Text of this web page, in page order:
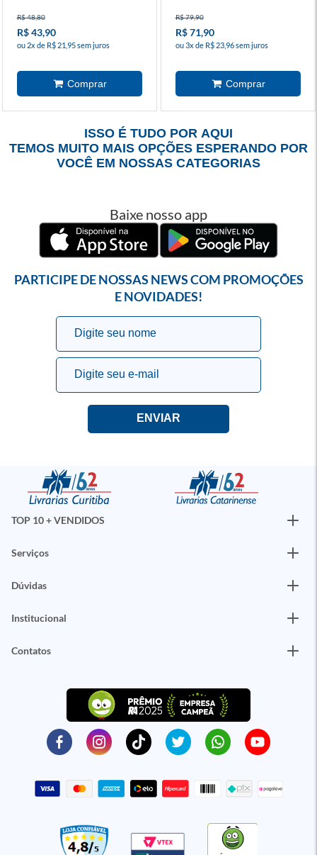
R$ 48,80
R$ 43,90
ou 2x de R$ 21,95 sem juros
R$ 79,90
R$ 71,90
ou 3x de R$ 23,96 sem juros
ISSO É TUDO POR AQUI
TEMOS MUITO MAIS OPÇÕES ESPERANDO POR
VOCÊ EM NOSSAS CATEGORIAS
Baixe nosso app
PARTICIPE DE NOSSAS NEWS COM PROMOÇÕES
E NOVIDADES!
TOP 10 + VENDIDOS
Serviços
Dúvidas
Institucional
Contatos